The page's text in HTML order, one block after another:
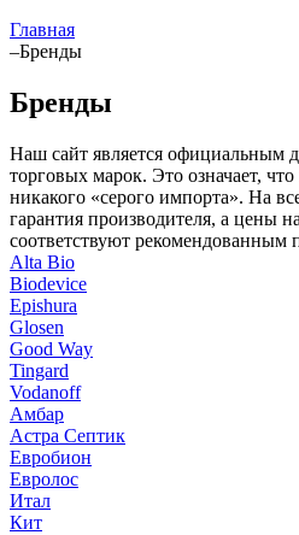
Главная
–Бренды
Бренды
Наш сайт является официальным
торговых марок. Это означает,
никакого «серого импорта». На
гарантия производителя, а цены
соответствуют рекомендованным
Alta Bio
Biodevice
Epishura
Glosen
Good Way
Tingard
Vodanoff
Амбар
Астра Септик
Евробион
Евролос
Итал
Кит